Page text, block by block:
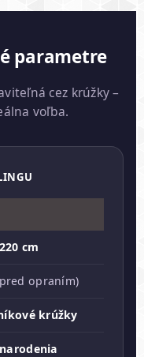
parametre
cez krúžky –
voľba.
220 cm
opraním)
krúžky